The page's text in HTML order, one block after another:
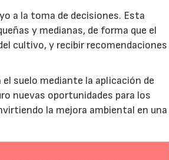
a la toma de decisiones. Esta
y medianas, de forma que el
cultivo, y recibir recomendaciones
suelo mediante la aplicación de
nuevas oportunidades para los
la mejora ambiental en una